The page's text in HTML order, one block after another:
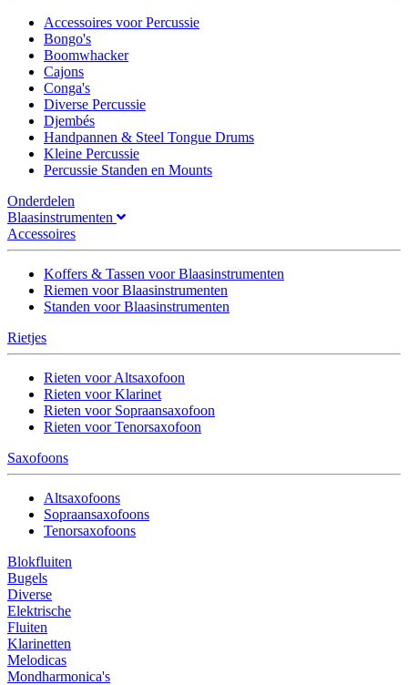
Accessoires voor Percussie
Bongo's
Boomwhacker
Cajons
Conga's
Diverse Percussie
Djembés
Handpannen & Steel Tongue Drums
Kleine Percussie
Percussie Standen en Mounts
Onderdelen
Blaasinstrumenten
Accessoires
Koffers & Tassen voor Blaasinstrumenten
Riemen voor Blaasinstrumenten
Standen voor Blaasinstrumenten
Rietjes
Rieten voor Altsaxofoon
Rieten voor Klarinet
Rieten voor Sopraansaxofoon
Rieten voor Tenorsaxofoon
Saxofoons
Altsaxofoons
Sopraansaxofoons
Tenorsaxofoons
Blokfluiten
Bugels
Diverse
Elektrische
Fluiten
Klarinetten
Melodicas
Mondharmonica's